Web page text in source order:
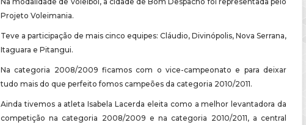
Projeto Voleimania.
Teve a participação de mais cinco equipes: Cláudio, Divinópolis, Nova Serrana,
Itaguara e Pitangui.
Na categoria 2008/2009 ficamos com o vice-campeonato e para deixar
tudo mais do que perfeito fomos campeões da categoria 2010/2011.
Ainda tivemos a atleta Isabela Lacerda eleita como a melhor levantadora da
competição na categoria 2008/2009 e na categoria 2010/2011, a central